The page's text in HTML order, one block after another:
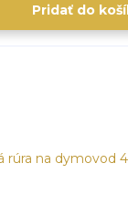
Pridať do